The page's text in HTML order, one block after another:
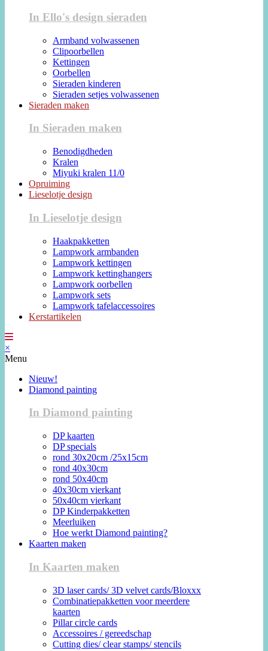
In Ello's design sieraden
Armband volwassenen
Clipoorbellen
Kettingen
Oorbellen
Sieraden kinderen
Sieraden setjes volwassenen
Sieraden maken
In Sieraden maken
Benodigdheden
Kralen
Miyuki kralen 11/0
Opruiming
Lieselotje design
In Lieselotje design
Haakpakketten
Lampwork armbanden
Lampwork kettingen
Lampwork kettinghangers
Lampwork oorbellen
Lampwork sets
Lampwork tafelaccessoires
Kerstartikelen
×
Menu
Nieuw!
Diamond painting
In Diamond painting
DP kaarten
DP specials
rond 30x20cm /25x15cm
rond 40x30cm
rond 50x40cm
40x30cm vierkant
50x40cm vierkant
DP Kinderpakketten
Meerluiken
Hoe werkt Diamond painting?
Kaarten maken
In Kaarten maken
3D laser cards/ 3D velvet cards/Bloxxx
Combinatiepakketten voor meerdere
kaarten
Pillar circle cards
Accessoires / gereedschap
Cutting dies/ clear stamps/ stencils